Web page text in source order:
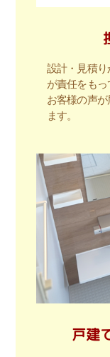
設計・見積
が責任をも
お客様の声
ます。
戸建